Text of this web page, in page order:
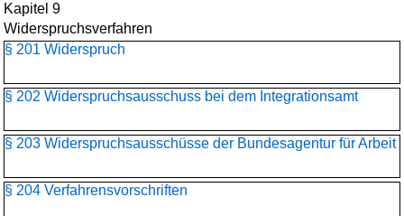
Kapitel 9
Widerspruchsverfahren
§ 201 Widerspruch
§ 202 Widerspruchsausschuss bei dem Integrationsamt
§ 203 Widerspruchsausschüsse der Bundesagentur für Arbeit
§ 204 Verfahrensvorschriften